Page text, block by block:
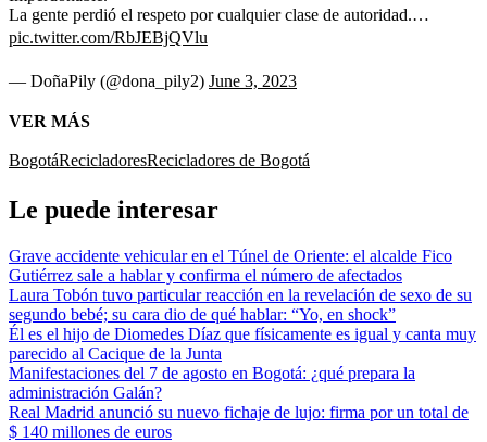
La gente perdió el respeto por cualquier clase de autoridad.…
pic.twitter.com/RbJEBjQVlu
— DoñaPily (@dona_pily2) June 3, 2023
VER MÁS
BogotáRecicladoresRecicladores de Bogotá
Le puede interesar
Grave accidente vehicular en el Túnel de Oriente: el alcalde Fico
Gutiérrez sale a hablar y confirma el número de afectados
Laura Tobón tuvo particular reacción en la revelación de sexo de su
segundo bebé; su cara dio de qué hablar: “Yo, en shock”
Él es el hijo de Diomedes Díaz que físicamente es igual y canta muy
parecido al Cacique de la Junta
Manifestaciones del 7 de agosto en Bogotá: ¿qué prepara la
administración Galán?
Real Madrid anunció su nuevo fichaje de lujo: firma por un total de
$ 140 millones de euros